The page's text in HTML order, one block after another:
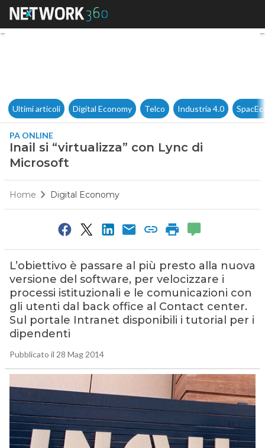
Inail si “virtualizza” con Lync
Ultimi articoli Digital Economy Telco Industria 4.0
PA ONLINE
Inail si “virtualizza” con Lync di
Microsoft
Home Digital Economy
L’obiettivo è passare al più presto alla nuova
versione del software, per velocizzare i
processi istituzionali e le comunicazioni con
gli utenti dal back office al Contact center.
Sul portale Intranet disponibili i tutorial per i
dipendenti
Pubblicato il 28 Mag 2014